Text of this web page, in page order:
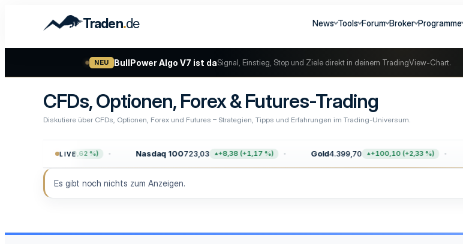
Traden.de News Tools Forum Broker Programme
NEU BullPower Algo V7 ist daSignal, Einstieg, Stop und Ziele direkt in deinem TradingView-Chart.
CFDs, Optionen, Forex & Futures-Trading
Diskutiere über CFDs, Optionen, Forex und Futures – Strategien, Tipps und Erfahrungen im Trading-Universum.
LIVE
+47,68 (+0,62 %) Nasdaq 100723,03 +8,38 (+1,17 %) Gold4.399,70 +100,10 (+2,33 %)
Es gibt noch nichts zum Anzeigen.